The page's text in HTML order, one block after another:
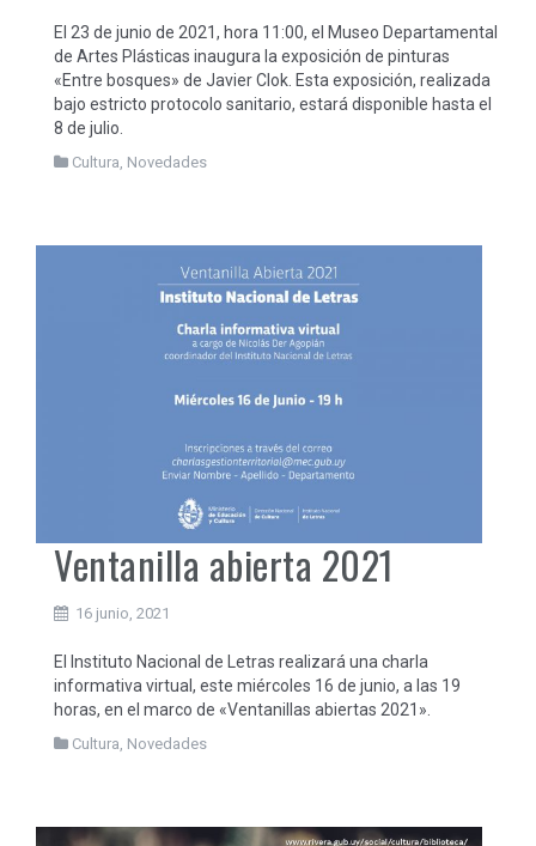
El 23 de junio de 2021, hora 11:00, el Museo Departamental
de Artes Plásticas inaugura la exposición de pinturas
«Entre bosques» de Javier Clok. Esta exposición, realizada
bajo estricto protocolo sanitario, estará disponible hasta el
8 de julio.
Cultura, Novedades
Ventanilla abierta 2021
16 junio, 2021
El Instituto Nacional de Letras realizará una charla
informativa virtual, este miércoles 16 de junio, a las 19
horas, en el marco de «Ventanillas abiertas 2021».
Cultura, Novedades